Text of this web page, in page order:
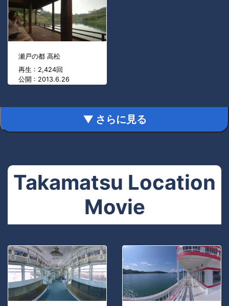
瀬戸の都 高松
再生 : 2,424回
公開 : 2013.6.26
▼ さらに見る
Takamatsu Location
Movie